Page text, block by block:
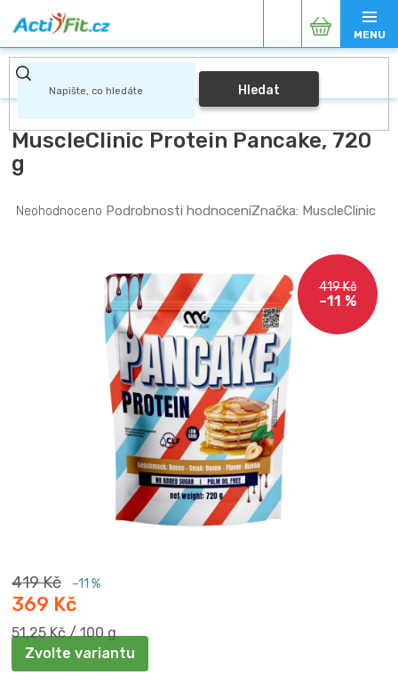
na
obsah
Hledat
Nákupní
košík
MuscleClinic Protein Pancake, 720
g
Průměrné
Neohodnoceno Podrobnosti hodnoceníZnačka: MuscleClinic
419 Kč
–11 %
419 Kč –11 %
369 Kč
Měrná
cena:
51,25 Kč / 100 g
Zvolte variantu